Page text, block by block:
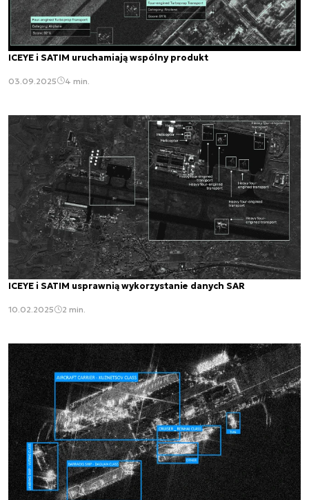
ICEYE i SATIM uruchamiają wspólny produkt
03.09.2025 4 min.
ICEYE i SATIM usprawnią wykorzystanie danych SAR
10.02.2025 2 min.